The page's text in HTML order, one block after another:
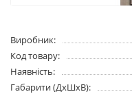
Виробник:
Код товару:
Наявність:
Габарити (ДхШхВ):